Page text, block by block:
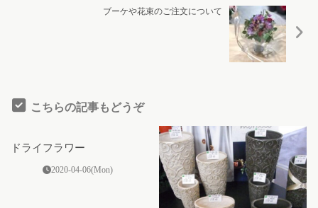
ブーケや花束のご注文について
こちらの記事もどうぞ
ドライフラワー
2020-04-06(Mon)